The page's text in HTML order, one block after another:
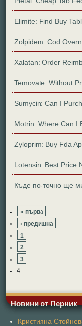
Elimite: Find Buy
Zolpidem: Cod
Xalatan: Order
Temovate: Without
Sumycin: Can I
Motrin: Where Can I
Zyloprim: Buy Fda
Lotensin: Best Price
Къде по-точно ще
« първа
‹ предишна
1
2
3
4
Новини от Перник
Кристияна